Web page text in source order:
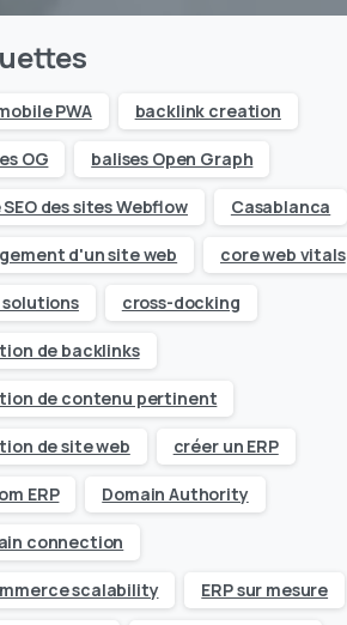
PWA backlink creation
OG balises Open Graph
SEO des sites Webflow Casablanca
d'un site web core web vitals
solutions cross-docking
de backlinks
de contenu pertinent
de site web créer un ERP
ERP Domain Authority
connection
scalability ERP sur mesure